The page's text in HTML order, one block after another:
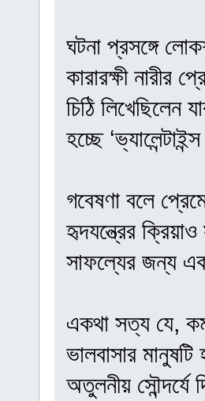
ঘটনা প্রসঙ্গে
কারারক্ষী নারীর
চিঠি লিখেছিলেন
হচ্ছে
গবেষণা বলে
হৃদযন্ত্রের
সাফল্যের জন্য
একথা সত্য যে,
ভালবাসার
অতুলনীয়